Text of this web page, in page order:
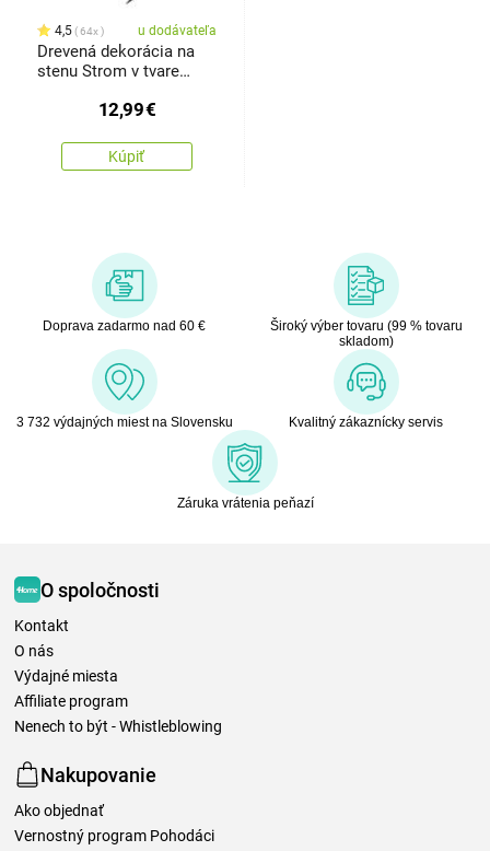
4,5 64x u dodávateľa
Drevená dekorácia na
stenu Strom v tvare
12,99€
Kúpiť
Doprava zadarmo nad 60 €
Široký výber tovaru (99 % tovaru
skladom)
3 732 výdajných miest na Slovensku Kvalitný zákaznícky servis
Záruka vrátenia peňazí
O spoločnosti
Kontakt
O nás
Výdajné miesta
Affiliate program
Nenech to být - Whistleblowing
Nakupovanie
Ako objednať
Vernostný program Pohodáci